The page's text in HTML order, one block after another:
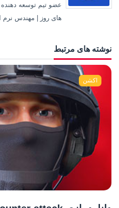
عضو تیم توسعه دهنده
های روز | مهندس نرم
نوشته های مرتبط
اکشن